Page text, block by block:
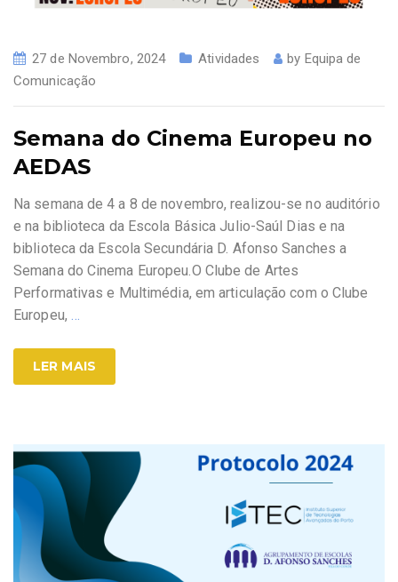
27 de Novembro, 2024 Atividades by Equipa de
Comunicação
Semana do Cinema Europeu no
AEDAS
Na semana de 4 a 8 de novembro, realizou-se no auditório
e na biblioteca da Escola Básica Julio-Saúl Dias e na
biblioteca da Escola Secundária D. Afonso Sanches a
Semana do Cinema Europeu.O Clube de Artes
Performativas e Multimédia, em articulação com o Clube
Europeu,
LER MAIS